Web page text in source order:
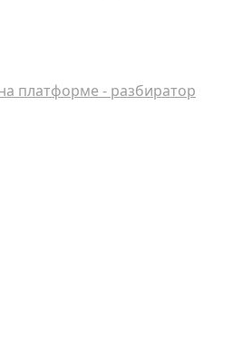
платформе - разбиратор